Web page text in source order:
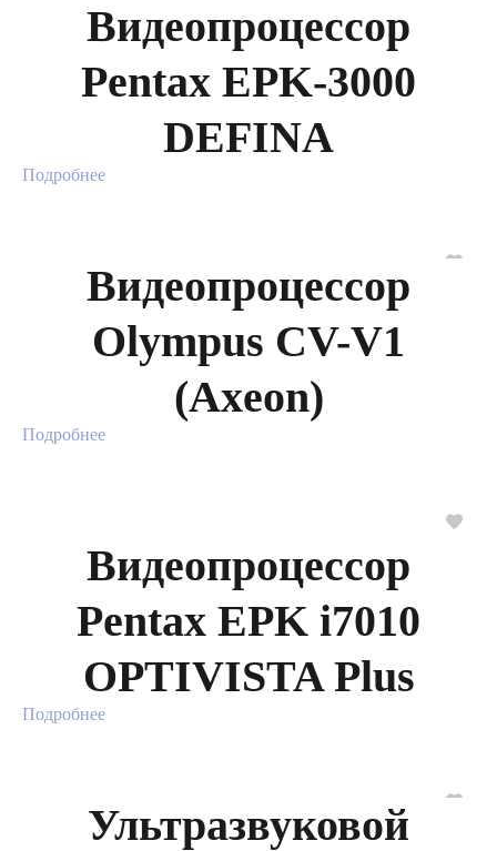
Видеопроцессор
Pentax EPK‑3000
DEFINA
Подробнее
Видеопроцессор
Olympus CV-V1
(Axeon)
Подробнее
Видеопроцессор
Pentax EPK i7010
OPTIVISTA Plus
Подробнее
Ультразвуковой